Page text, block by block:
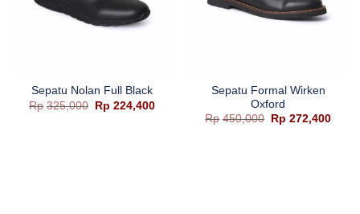
Sepatu Nolan Full Black
Rp 325,000
Harga
aslinya
Rp 224,400Harga
Sepatu Formal Wirken
Oxford
Rp 450,000
Harga
aslinya
Rp 272,400